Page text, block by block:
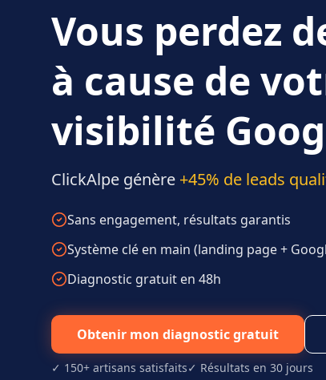
Vous perdez
à cause de
visibilité
ClickAlpe génère +45% de leads
Sans engagement, résultats garantis
Système clé en main (landing page +
Diagnostic gratuit en 48h
Obtenir mon diagnostic gratuit
✓ 150+ artisans satisfaits✓ Résultats en 30 jours